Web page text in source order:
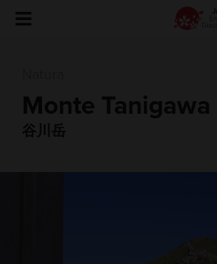
Monte Tanigawa
谷川岳